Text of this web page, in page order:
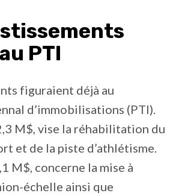
PTI
figuraient déjà au
d’immobilisations (PTI).
M$, vise la réhabilitation du
et de la piste d’athlétisme.
M$, concerne la mise à
échelle ainsi que